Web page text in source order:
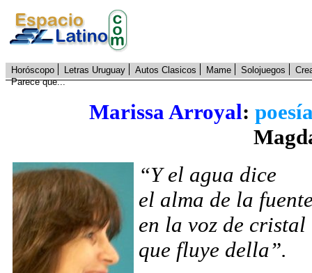
Horóscopo Letras Uruguay Autos Clasicos Mame Solojuegos
Parece que...
Marissa Arroyal:
“Y el agua dice
el alma de la
en la voz de cristal
que fluye della”.